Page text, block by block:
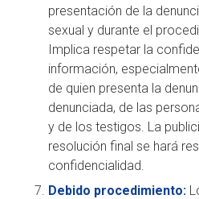
presentación de la
sexual y durante el
Implica respetar la
información,
de quien presenta la
denunciada, de las
y de los testigos. La
resolución final se hará
confidencialidad.
Debido procedimiento: